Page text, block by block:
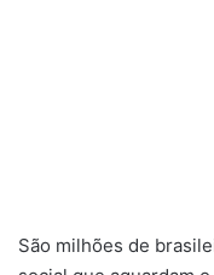
São milhões de